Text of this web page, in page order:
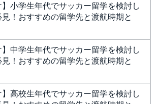
】小学生年代でサッカー留学を検討し
！おすすめの留学先と渡航時期と
】中学生年代でサッカー留学を検討し
！おすすめの留学先と渡航時期と
】高校生年代でサッカー留学を検討し